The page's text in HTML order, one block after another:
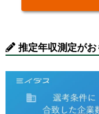
推定年収測定がお